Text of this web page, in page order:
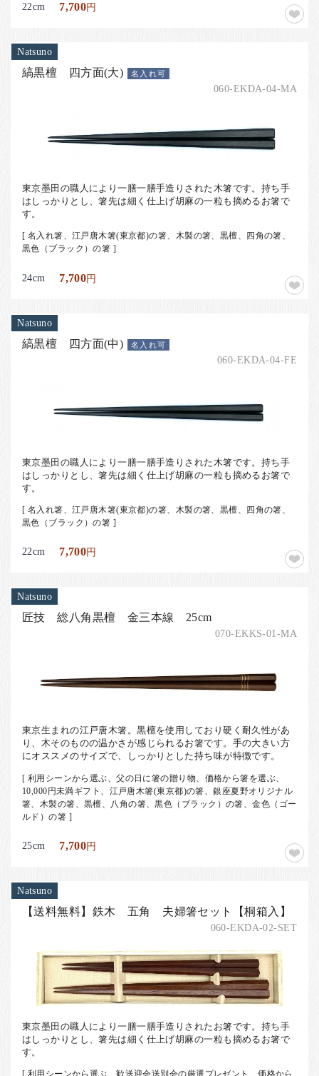
22cm 7,700円
Natsuno
縞黒檀 四方面(大) 名入れ可
060-EKDA-04-MA
東京墨田の職人により一膳一膳手造りされた木箸です。持ち手
はしっかりとし、箸先は細く仕上げ胡麻の一粒も摘めるお箸で
す。
[ 名入れ箸、江戸唐木箸(東京都)の箸、木製の箸、黒檀、四角の箸、
黒色（ブラック）の箸 ]
24cm 7,700円
Natsuno
縞黒檀 四方面(中) 名入れ可
060-EKDA-04-FE
東京墨田の職人により一膳一膳手造りされた木箸です。持ち手
はしっかりとし、箸先は細く仕上げ胡麻の一粒も摘めるお箸で
す。
[ 名入れ箸、江戸唐木箸(東京都)の箸、木製の箸、黒檀、四角の箸、
黒色（ブラック）の箸 ]
22cm 7,700円
Natsuno
匠技 総八角黒檀 金三本線 25cm
070-EKKS-01-MA
東京生まれの江戸唐木箸。黒檀を使用しており硬く耐久性があ
り、木そのものの温かさが感じられるお箸です。手の大きい方
にオススメのサイズで、しっかりとした持ち味が特徴です。
[ 利用シーンから選ぶ、父の日に箸の贈り物、価格から箸を選ぶ、
10,000円未満ギフト、江戸唐木箸(東京都)の箸、銀座夏野オリジナル
箸、木製の箸、黒檀、八角の箸、黒色（ブラック）の箸、金色（ゴー
ルド）の箸 ]
25cm 7,700円
Natsuno
【送料無料】鉄木 五角 夫婦箸セット【桐箱入】
060-EKDA-02-SET
東京墨田の職人により一膳一膳手造りされたお箸です。持ち手
はしっかりとし、箸先は細く仕上げ胡麻の一粒も摘めるお箸で
す。
[ 利用シーンから選ぶ、歓送迎会送別会の厳選プレゼント、価格から